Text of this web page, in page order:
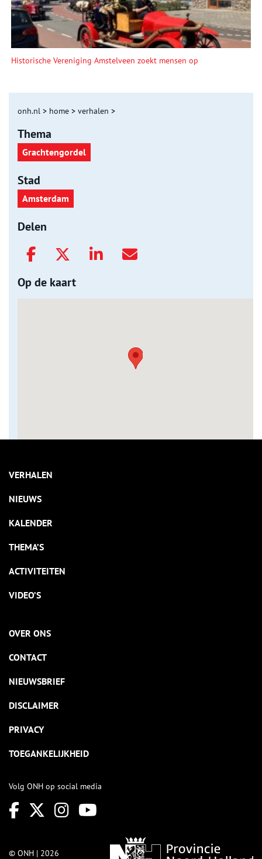
Historische Vereniging Amstelveen zoekt mensen op
onh.nl > home > verhalen >
Thema
Grachtengordel
Stad
Amsterdam
Delen
Op de kaart
VERHALEN
NIEUWS
KALENDER
THEMA’S
ACTIVITEITEN
VIDEO’S
OVER ONS
CONTACT
NIEUWSBRIEF
DISCLAIMER
PRIVACY
TOEGANKELIJKHEID
Volg ONH op social media
© ONH | 2026